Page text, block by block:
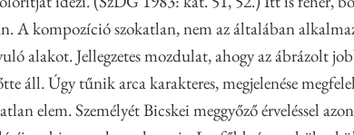
A kompozíció szokatlan, nem az általában
alakot. Jellegzetes mozdulat, ahogy az ábrázolt
áll. Úgy tűnik arca karakteres, megjelenése
elem. Személyét Bicskei meggyőző érveléssel